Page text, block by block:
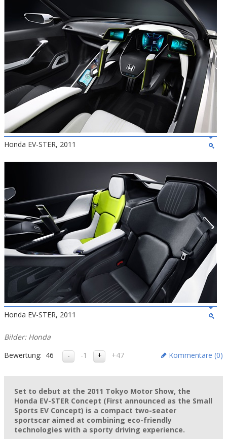
Honda EV-STER, 2011
Honda EV-STER, 2011
Bilder: Honda
Bewertung: 46 -1 +47 Kommentare (0)
Set to debut at the 2011 Tokyo Motor Show, the
Honda EV-STER Concept (First announced as the Small
Sports EV Concept) is a compact two-seater
sportscar aimed at combining eco-friendly
technologies with a sporty driving experience.